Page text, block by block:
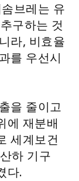
브레는 유
구하는 것
라, 비효율
를 우선시
을 줄이고
에 재분배
세계보건
하 기구
다.